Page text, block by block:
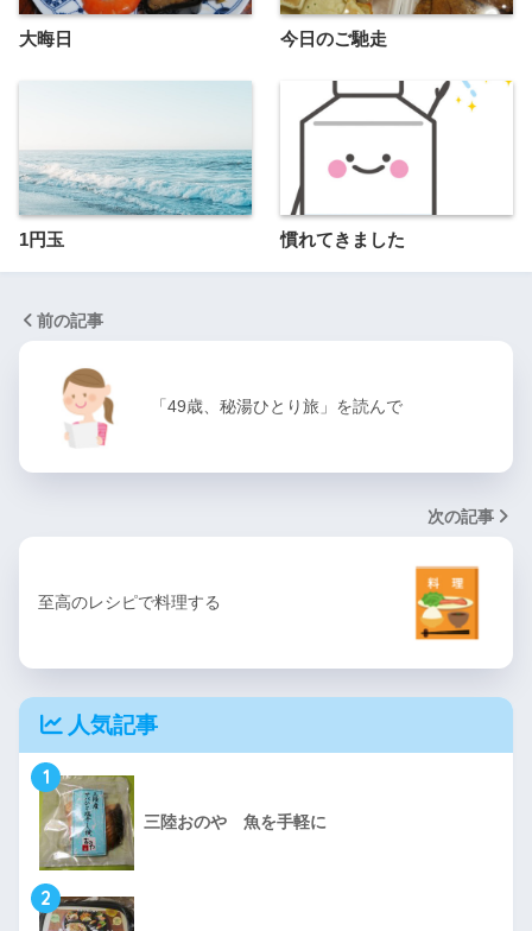
大晦日 今日のご馳走
1円玉 慣れてきました
前の記事
「49歳、秘湯ひとり旅」を読んで
次の記事
至高のレシピで料理する
人気記事
1
三陸おのや 魚を手軽に
2